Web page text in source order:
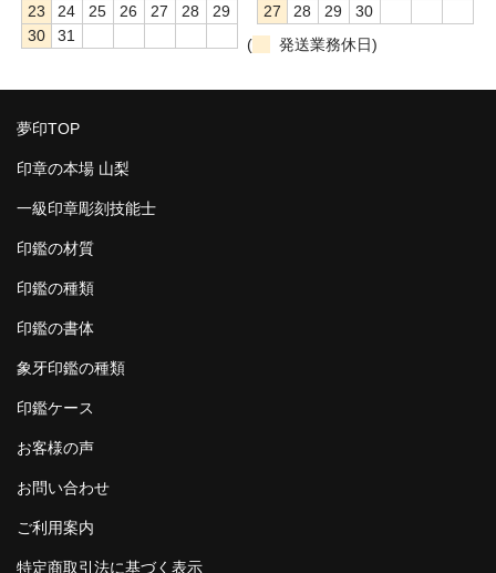
23
24 25 26 27 28
29
30
31
27
28 29
30
(
発送業務休日)
夢印TOP
印章の本場 山梨
一級印章彫刻技能士
印鑑の材質
印鑑の種類
印鑑の書体
象牙印鑑の種類
印鑑ケース
お客様の声
お問い合わせ
ご利用案内
特定商取引法に基づく表示